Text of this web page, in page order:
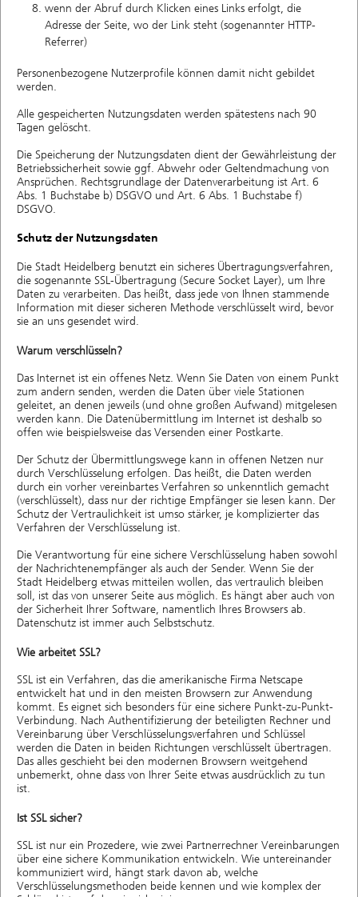
wenn der Abruf durch Klicken eines Links erfolgt, die
Adresse der Seite, wo der Link steht (sogenannter HTTP-
Referrer)
Personenbezogene Nutzerprofile können damit nicht gebildet
werden.
Alle gespeicherten Nutzungsdaten werden spätestens nach 90
Tagen gelöscht.
Die Speicherung der Nutzungsdaten dient der Gewährleistung der
Betriebssicherheit sowie ggf. Abwehr oder Geltendmachung von
Ansprüchen. Rechtsgrundlage der Datenverarbeitung ist Art. 6
Abs. 1 Buchstabe b) DSGVO und Art. 6 Abs. 1 Buchstabe f)
DSGVO.
Schutz der Nutzungsdaten
Die Stadt Heidelberg benutzt ein sicheres Übertragungsverfahren,
die sogenannte SSL-Übertragung (Secure Socket Layer), um Ihre
Daten zu verarbeiten. Das heißt, dass jede von Ihnen stammende
Information mit dieser sicheren Methode verschlüsselt wird, bevor
sie an uns gesendet wird.
Warum verschlüsseln?
Das Internet ist ein offenes Netz. Wenn Sie Daten von einem Punkt
zum andern senden, werden die Daten über viele Stationen
geleitet, an denen jeweils (und ohne großen Aufwand) mitgelesen
werden kann. Die Datenübermittlung im Internet ist deshalb so
offen wie beispielsweise das Versenden einer Postkarte.
Der Schutz der Übermittlungswege kann in offenen Netzen nur
durch Verschlüsselung erfolgen. Das heißt, die Daten werden
durch ein vorher vereinbartes Verfahren so unkenntlich gemacht
(verschlüsselt), dass nur der richtige Empfänger sie lesen kann. Der
Schutz der Vertraulichkeit ist umso stärker, je komplizierter das
Verfahren der Verschlüsselung ist.
Die Verantwortung für eine sichere Verschlüsselung haben sowohl
der Nachrichtenempfänger als auch der Sender. Wenn Sie der
Stadt Heidelberg etwas mitteilen wollen, das vertraulich bleiben
soll, ist das von unserer Seite aus möglich. Es hängt aber auch von
der Sicherheit Ihrer Software, namentlich Ihres Browsers ab.
Datenschutz ist immer auch Selbstschutz.
Wie arbeitet SSL?
SSL ist ein Verfahren, das die amerikanische Firma Netscape
entwickelt hat und in den meisten Browsern zur Anwendung
kommt. Es eignet sich besonders für eine sichere Punkt-zu-Punkt-
Verbindung. Nach Authentifizierung der beteiligten Rechner und
Vereinbarung über Verschlüsselungsverfahren und Schlüssel
werden die Daten in beiden Richtungen verschlüsselt übertragen.
Das alles geschieht bei den modernen Browsern weitgehend
unbemerkt, ohne dass von Ihrer Seite etwas ausdrücklich zu tun
ist.
Ist SSL sicher?
SSL ist nur ein Prozedere, wie zwei Partnerrechner Vereinbarungen
über eine sichere Kommunikation entwickeln. Wie untereinander
kommuniziert wird, hängt stark davon ab, welche
Verschlüsselungsmethoden beide kennen und wie komplex der